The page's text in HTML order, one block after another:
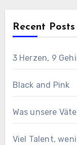
Recent Posts
3 Herzen, 9
Black and Pink
Was unsere
Viel Talent,